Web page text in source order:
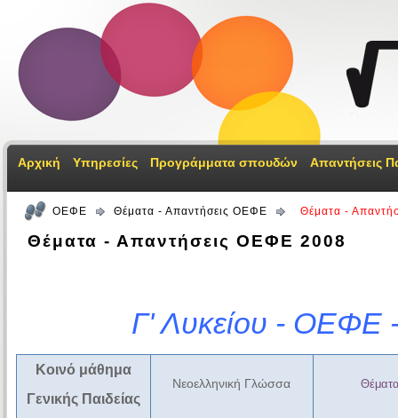
Αρχική Υπηρεσίες Προγράμματα σπουδών Απαντήσεις
ΟΕΦΕ Θέματα - Απαντήσεις ΟΕΦΕ Θέματα -
Θέματα - Απαντήσεις ΟΕΦΕ 2008
Γ' Λυκείου - ΟΕΦΕ
Κοινό μάθημα
Γενικής Παιδείας
Νεοελληνική Γλώσσα